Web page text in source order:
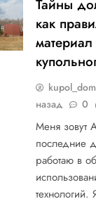
Тайны
как
назад
0
Меня зовут
последние
работаю в